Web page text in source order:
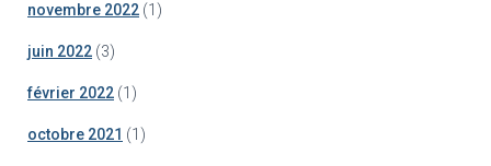
novembre 2022 (1)
juin 2022 (3)
février 2022 (1)
octobre 2021 (1)